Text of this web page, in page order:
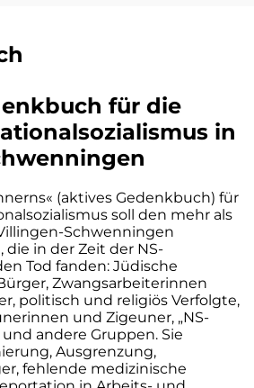
für die
in
(aktives Gedenkbuch) für
soll den mehr als
Schwenningen
in der Zeit der NS-
Tod fanden: Jüdische
Zwangsarbeiterinnen
politisch und religiös Verfolgte,
und Zigeuner, „NS-
andere Gruppen. Sie
Ausgrenzung,
fehlende medizinische